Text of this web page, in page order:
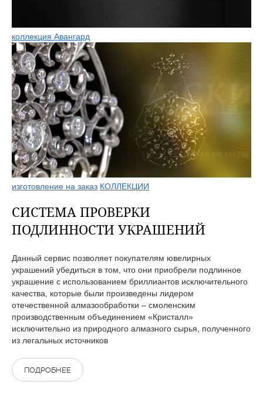
коллекция Авангард
изготовление на заказ КОЛЛЕКЦИИ
СИСТЕМА ПРОВЕРКИ
ПОДЛИННОСТИ УКРАШЕНИЙ
Данный сервис позволяет покупателям ювелирных
украшений убедиться в том, что они приобрели подлинное
украшение с использованием бриллиантов исключительного
качества, которые были произведены лидером
отечественной алмазообработки – смоленским
производственным объединением «Кристалл»
исключительно из природного алмазного сырья, полученного
из легальных источников
ПОДРОБНЕЕ